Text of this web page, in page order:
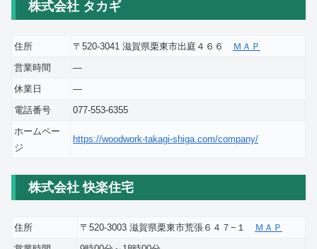
株式会社 タカギ
住所 〒520-3041 滋賀県栗東市出庭４６６
ＭＡＰ
営業時間
―
休業日
―
電話番号
077-553-6355
ホームペー
ジ
https://woodwork-takagi-shiga.com/company/
株式会社 快楽住宅
住所 〒520-3003 滋賀県栗東市荒張６４７−１
ＭＡＰ